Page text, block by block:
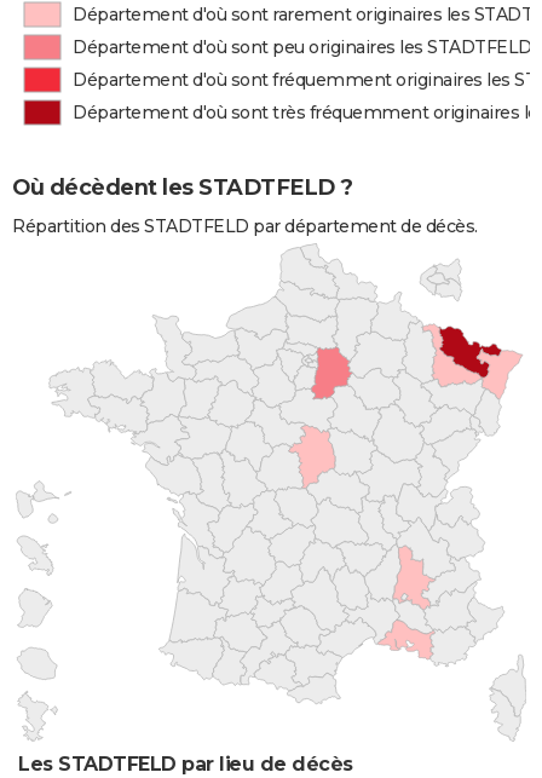
Département d'où sont rarement originaires les
Département d'où sont peu originaires les STADTFELD
Département d'où sont fréquemment originaires les
Département d'où sont très fréquemment originaires
Où décèdent les STADTFELD ?
Répartition des STADTFELD par département de décès.
Les STADTFELD par lieu de décès